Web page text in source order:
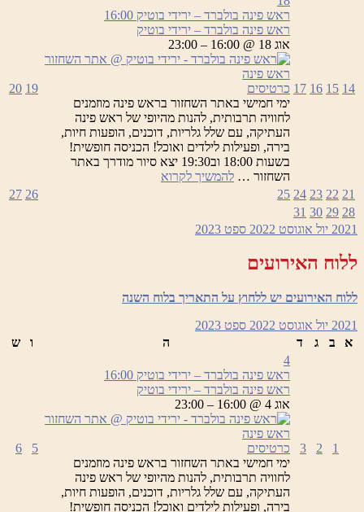
בולברד
–
ירידי
בוטיק
14
15
16
17
ראש פינה בולברד – ירידי בוטיק 16:00
ראש פינה בולברד – ירידי בוטיק
אוג 18 @ 16:00 – 23:00
כרטיסים
ימי חמישי באתר השחזור בראש פינה מוזמנים
לחוויה תרבותית, להנות מהיופי של ראש פינה
העתיקה, עם שלל גלריות, דוכנים, הופעות חיות,
בירה, ופעילות לילדים ואוכל! הכניסה חופשית!
בשעות 18:00 וב19:30 יצא סיור מודרך באתר
השחזור … להמשיך לקרוא
19
20
21
22
23
24
25
26
27
28
29
30
31
2021 יול אוגוסט 2022 ספט 2023
ללוח האירועים
ללוח האירועים יש ללחוץ על התאריך בלוח השנה
2021 יול אוגוסט 2022 ספט 2023
א
ב ג ד ה ו ש
1
2
3
4
ראש פינה בולברד – ירידי בוטיק 16:00
ראש פינה בולברד – ירידי בוטיק
אוג 4 @ 16:00 – 23:00
כרטיסים
ימי חמישי באתר השחזור בראש פינה מוזמנים
לחוויה תרבותית, להנות מהיופי של ראש פינה
העתיקה, עם שלל גלריות, דוכנים, הופעות חיות,
בירה, ופעילות לילדים ואוכל! הכניסה חופשית!
5
6